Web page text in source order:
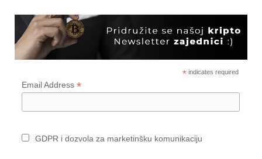
*indicates required
Email Address *
GDPR i dozvola za marketinšku komunikaciju